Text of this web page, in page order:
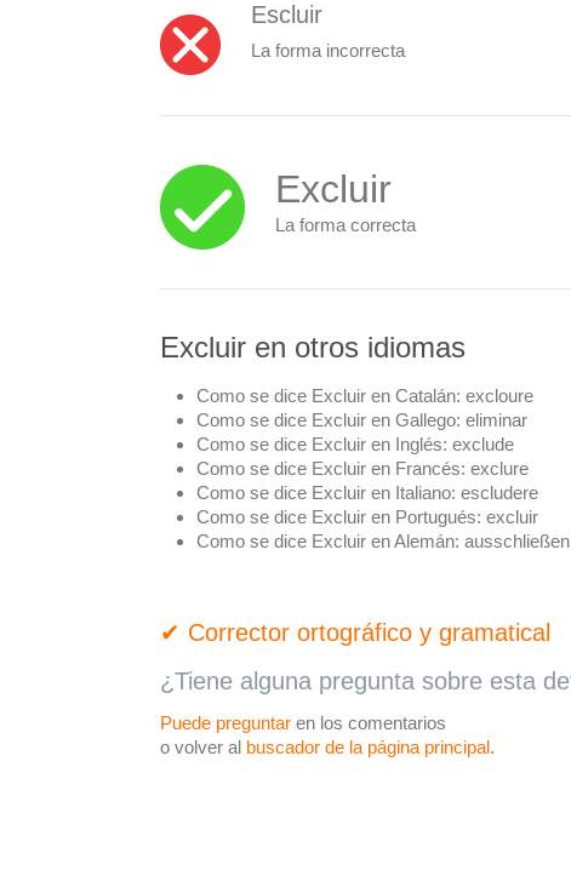
Escluir
La forma incorrecta
Excluir
La forma correcta
Excluir en otros idiomas
Como se dice Excluir en Catalán: excloure
Como se dice Excluir en Gallego: eliminar
Como se dice Excluir en Inglés: exclude
Como se dice Excluir en Francés: exclure
Como se dice Excluir en Italiano: escludere
Como se dice Excluir en Portugués: excluir
Como se dice Excluir en Alemán: ausschließen
✔ Corrector ortográfico y gramatical
¿Tiene alguna pregunta sobre esta
Puede preguntar en los comentarios
o volver al buscador de la página principal.